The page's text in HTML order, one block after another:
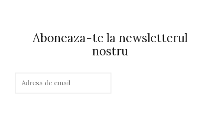
Aboneaza-te la newsletterul
nostru